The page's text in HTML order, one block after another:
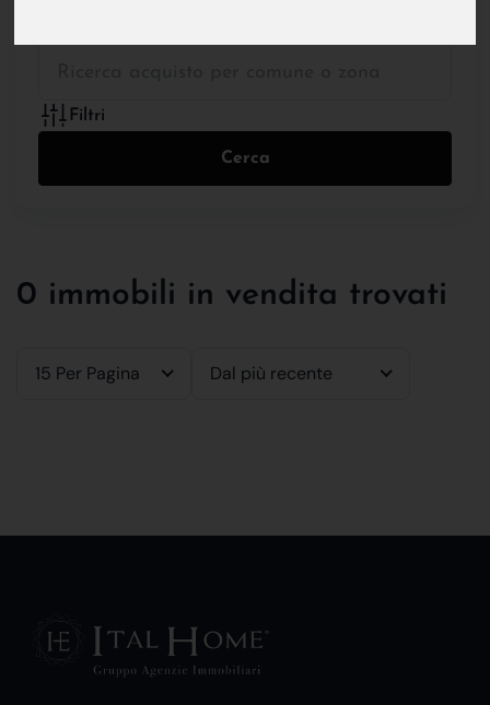
Filtri
Cerca
0 immobili in vendita trovati
15 Per Pagina Dal più recente